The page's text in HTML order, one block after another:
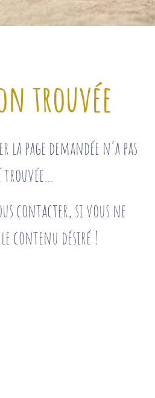
trouvée
la page demandée n’a pas
contacter, si vous ne
contenu désiré !